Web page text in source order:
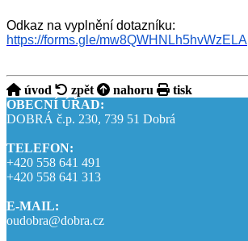
Odkaz na vyplnění dotazníku:
https://forms.gle/mw8QWHNLh5hvWzELA
úvod zpět nahoru
tisk
OBECNÍ ÚŘAD:
DOBRÁ č.p. 230, 739 51 Dobrá
TELEFON:
+420 558 641 491
+420 558 641 313
E-MAIL:
oudobra@dobra.cz